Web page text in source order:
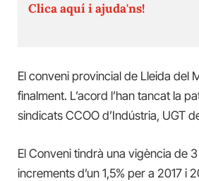
Clica aquí i ajuda'ns!
El conveni provincial de Lleida del
finalment. L’acord l’han tancat la
sindicats CCOO d’Indústria, UGT
El Conveni tindrà una vigència de
increments d’un 1,5% per a 2017 i